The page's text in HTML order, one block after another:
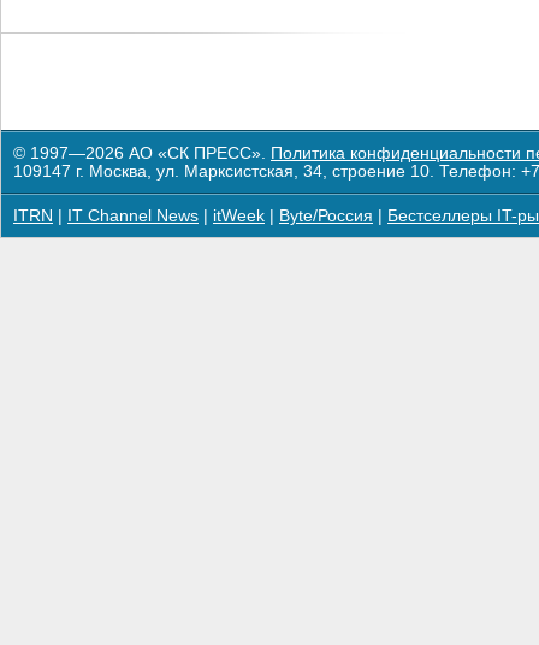
© 1997—2026 АО «СК ПРЕСС». Политика конфиденциальности
109147 г. Москва, ул. Марксистская, 34, строение 10. Телефон:
ITRN IT Channel News itWeek Byte/Россия Бестселлеры IT-